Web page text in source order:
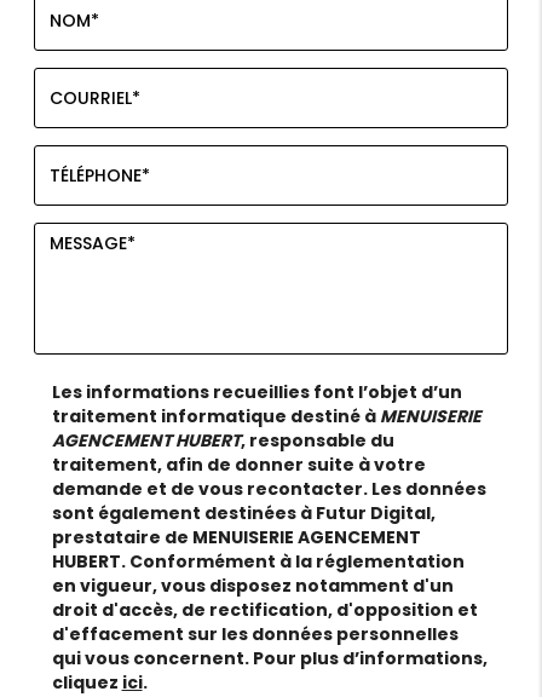
Les informations recueillies font l’objet d’un
traitement informatique destiné àMENUISERIE
AGENCEMENT HUBERT, responsable du
traitement, afin de donner suite à votre
demande et de vous recontacter. Les données
sont également destinées à Futur Digital,
prestataire de MENUISERIE AGENCEMENT
HUBERT. Conformément à la réglementation
en vigueur, vous disposez notamment d'un
droit d'accès, de rectification, d'opposition et
d'effacement sur les données personnelles
qui vous concernent. Pour plus d’informations,
cliquez ici.